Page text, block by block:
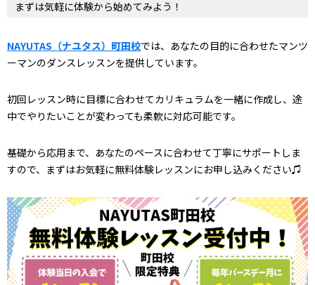
まずは気軽に体験から始めてみよう！
NAYUTAS（ナユタス）町田校では、あなたの目的に合わせたマンツ
ーマンのダンスレッスンを提供しています。
初回レッスン時に目標に合わせてカリキュラムを一緒に作成し、途
中でやりたいことが変わっても柔軟に対応可能です。
基礎から応用まで、あなたのペースに合わせて丁寧にサポートしま
すので、まずはお気軽に無料体験レッスンにお申し込みください♫